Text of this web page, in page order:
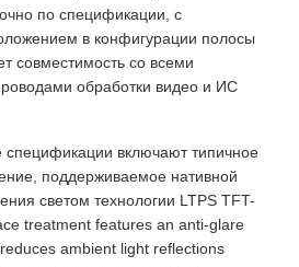
по спецификации, с
в конфигурации полосы
совместимость со всеми
обработки видео и ИС
спецификации включают типичное
поддерживаемое нативной
светом технологии LTPS TFT-
treatment features an anti-glare
ambient light reflections